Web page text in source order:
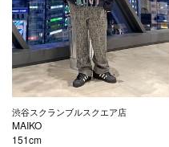
渋谷スクランブルスクエア店
MAIKO
151cm